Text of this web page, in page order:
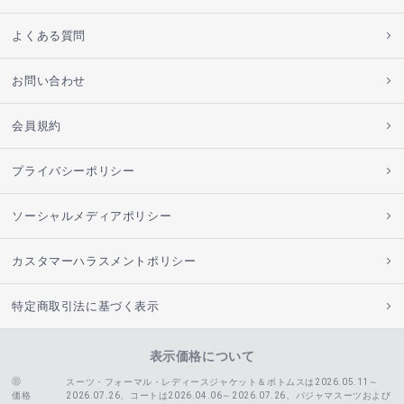
よくある質問
お問い合わせ
会員規約
プライバシーポリシー
ソーシャルメディアポリシー
カスタマーハラスメントポリシー
特定商取引法に基づく表示
表示価格について
価格
スーツ・フォーマル・レディースジャケット＆ボトムスは2026.05.11～
2026.07.26、コートは2026.04.06～2026.07.26、
パジャマスーツおよび